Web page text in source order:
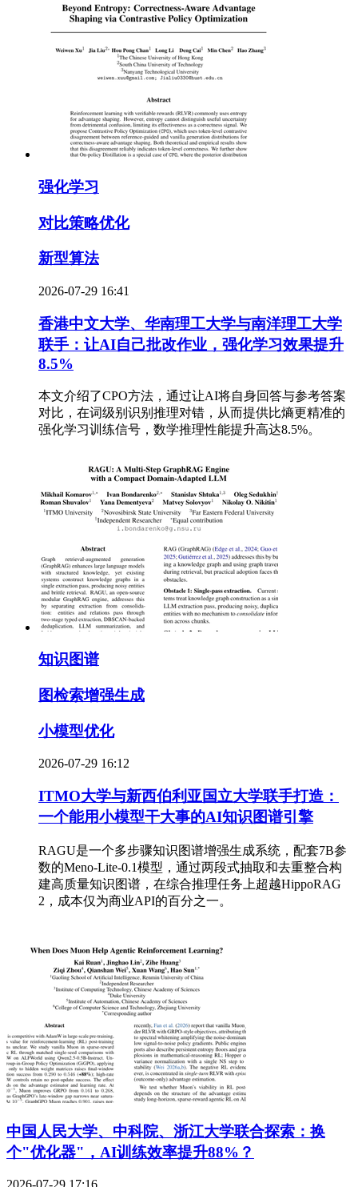
强化学习
对比策略优化
新型算法
2026-07-29 16:41
香港中文大学、华南理工大学与南洋理工大学
联手：让AI自己批改作业，强化学习效果提升
8.5%
本文介绍了CPO方法，通过让AI将自身回答与参考答案
对比，在词级别识别推理对错，从而提供比熵更精准的
强化学习训练信号，数学推理性能提升高达8.5%。
知识图谱
图检索增强生成
小模型优化
2026-07-29 16:12
ITMO大学与新西伯利亚国立大学联手打造：
一个能用小模型干大事的AI知识图谱引擎
RAGU是一个多步骤知识图谱增强生成系统，配套7B参
数的Meno-Lite-0.1模型，通过两段式抽取和去重整合构
建高质量知识图谱，在综合推理任务上超越HippoRAG
2，成本仅为商业API的百分之一。
中国人民大学、中科院、浙江大学联合探索：换
个"优化器"，AI训练效率提升88%？